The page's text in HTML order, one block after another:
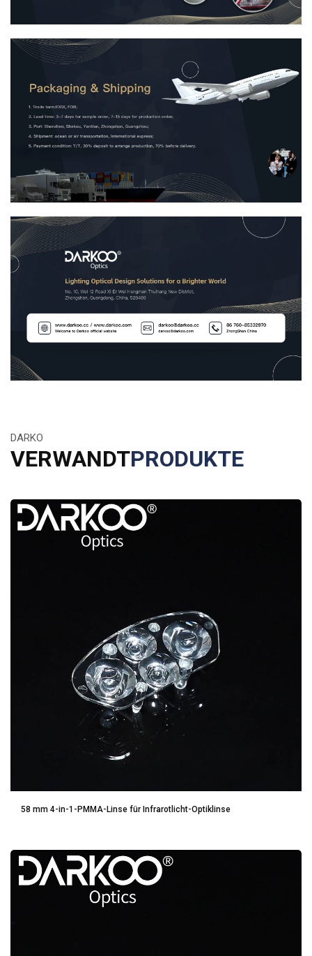
DARKO
VERWANDTPRODUKTE
58 mm 4-in-1-PMMA-Linse für Infrarotlicht-Optiklinse